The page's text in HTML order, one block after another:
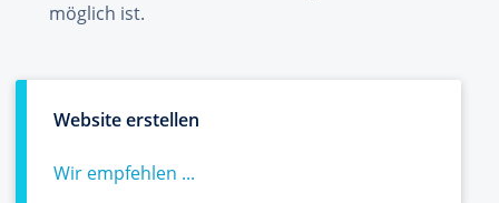
möglich ist.
Website erstellen
Wir empfehlen ...